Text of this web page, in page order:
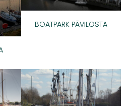
BOATPARK PĀVILOSTA